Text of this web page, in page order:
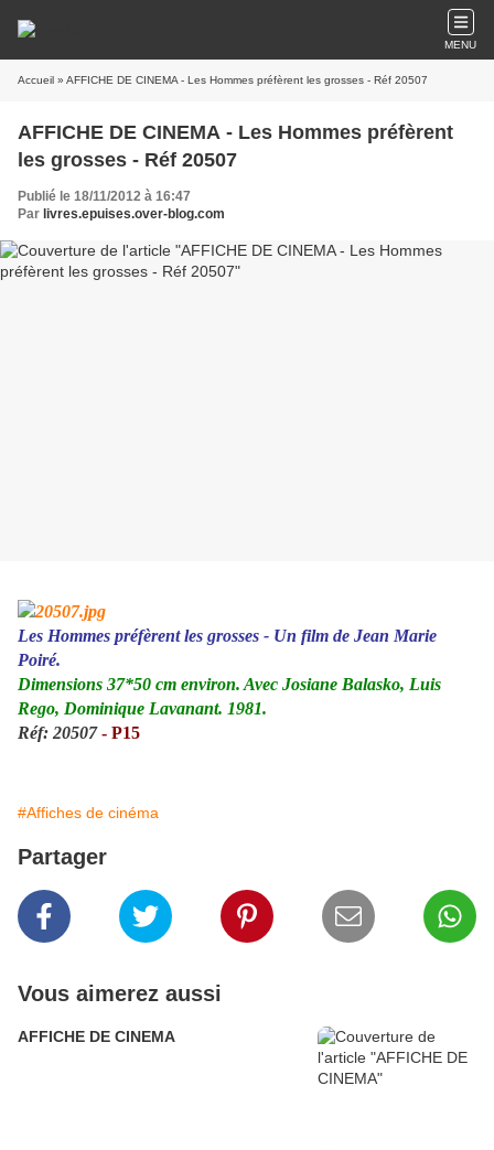
MENU
Accueil » AFFICHE DE CINEMA - Les Hommes préfèrent les grosses - Réf 20507
AFFICHE DE CINEMA - Les Hommes préfèrent
les grosses - Réf 20507
Publié le 18/11/2012 à 16:47
Par livres.epuises.over-blog.com
Les Hommes préfèrent les grosses - Un film de Jean Marie
Poiré.
Dimensions 37*50 cm environ. Avec Josiane Balasko, Luis
Rego, Dominique Lavanant. 1981.
Réf: 20507 - P15
#Affiches de cinéma
Partager
Vous aimerez aussi
AFFICHE DE CINEMA